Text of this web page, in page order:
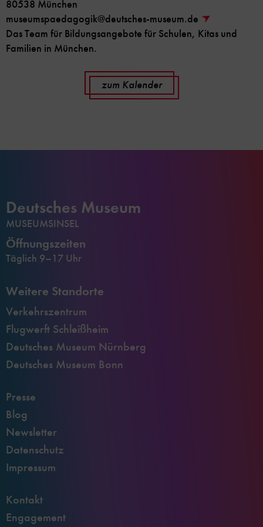
80538 München
museumspaedagogik@deutsches-museum.de
Das Team für Bildungsangebote für Schulen, Kitas und
Familien in München.
zum Kalender
Deutsches Museum
MUSEUMSINSEL
Öffnungszeiten
Täglich 9–17 Uhr
Weitere Standorte
Verkehrszentrum
Flugwerft Schleißheim
Deutsches Museum Nürnberg
Deutsches Museum Bonn
Presse
Blog
Newsletter
Datenschutz
Impressum
Kontakt
Engagement